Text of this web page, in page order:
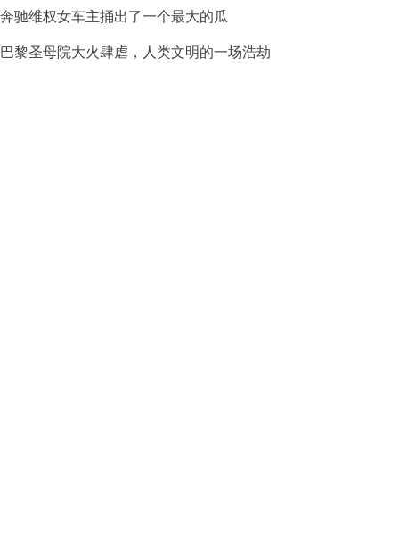
奔驰维权女车主捅出了一个最大的瓜
巴黎圣母院大火肆虐，人类文明的一场浩劫